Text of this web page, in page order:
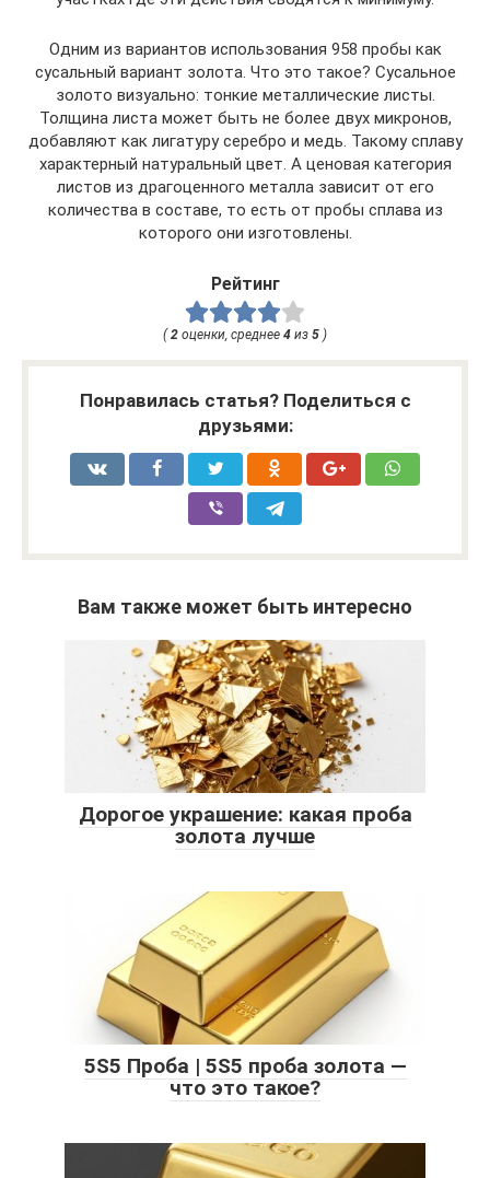
Одним из вариантов использования 958 пробы как
сусальный вариант золота. Что это такое? Сусальное
золото визуально: тонкие металлические листы.
Толщина листа может быть не более двух микронов,
добавляют как лигатуру серебро и медь. Такому сплаву
характерный натуральный цвет. А ценовая категория
листов из драгоценного металла зависит от его
количества в составе, то есть от пробы сплава из
которого они изготовлены.
Рейтинг
( 2 оценки, среднее 4 из 5 )
Понравилась статья? Поделиться с
друзьями:
Вам также может быть интересно
Дорогое украшение: какая проба
золота лучше
5S5 Проба | 5S5 проба золота —
что это такое?